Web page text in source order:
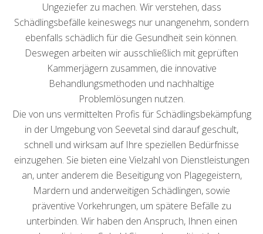
Ungeziefer zu machen. Wir verstehen, dass
Schädlingsbefälle keineswegs nur unangenehm, sondern
ebenfalls schädlich für die Gesundheit sein können.
Deswegen arbeiten wir ausschließlich mit geprüften
Kammerjägern zusammen, die innovative
Behandlungsmethoden und nachhaltige
Problemlösungen nutzen.
Die von uns vermittelten Profis für Schädlingsbekämpfung
in der Umgebung von Seevetal sind darauf geschult,
schnell und wirksam auf Ihre speziellen Bedürfnisse
einzugehen. Sie bieten eine Vielzahl von Dienstleistungen
an, unter anderem die Beseitigung von Plagegeistern,
Mardern und anderweitigen Schädlingen, sowie
präventive Vorkehrungen, um spätere Befälle zu
unterbinden. Wir haben den Anspruch, Ihnen einen